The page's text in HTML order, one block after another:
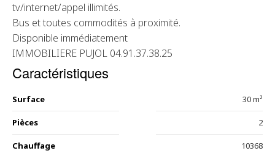
tv/internet/appel illimités.
Bus et toutes commodités à proximité.
Disponible immédiatement
IMMOBILIERE PUJOL 04.91.37.38.25
Caractéristiques
Surface 30 m²
Pièces 2
Chauffage 10368